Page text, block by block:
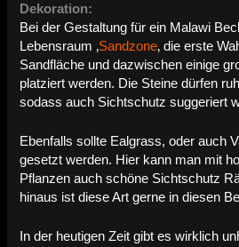
Dekoration:
Bei der Gestaltung für ein Malawi
Lebensraum ‚Sandzone‚ die erste
Sandfläche und dazwischen einige
platziert werden. Die Steine dürfen
sodass auch Sichtschutz suggeriert
Ebenfalls sollte Ealgrass, oder auch
gesetzt werden. Hier kann man mit
Pflanzen auch schöne Sichtschutz
hinaus ist diese Art gerne in diesen
In der heutigen Zeit gibt es wirklich